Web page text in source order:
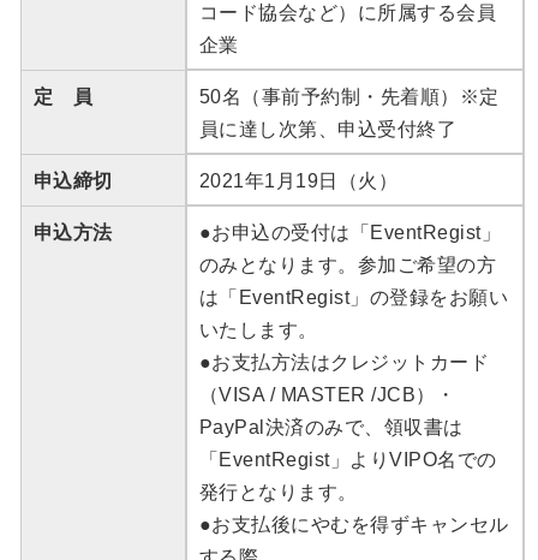
コード協会など）に所属する会員
企業
定 員
50名（事前予約制・先着順）※定
員に達し次第、申込受付終了
申込締切 2021年1月19日（火）
申込方法
●お申込の受付は「EventRegist」
のみとなります。参加ご希望の方
は「EventRegist」の登録をお願い
いたします。
●お支払方法はクレジットカード
（VISA / MASTER /JCB）・
PayPal決済のみで、領収書は
「EventRegist」よりVIPO名での
発行となります。
●お支払後にやむを得ずキャンセル